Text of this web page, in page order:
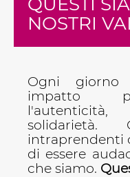
NOSTRI
Ogni giorno
impatto
solidarietà.
intraprendenti
di essere
che siamo.